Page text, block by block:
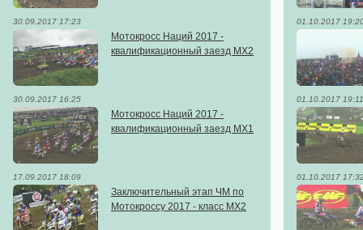
30.09.2017 17:23
Мотокросс Наций 2017 -
квалификационный заезд MX2
30.09.2017 16:25
Мотокросс Наций 2017 -
квалификационный заезд MX1
17.09.2017 18:09
Заключительный этап ЧМ по
Мотокроссу 2017 - класс MX2
01.10.2017
01.10.2017 19:11
01.10.2017